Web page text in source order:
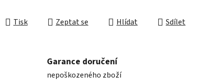
Tisk Zeptat se Hlídat Sdílet
Garance doručení
nepoškozeného zboží